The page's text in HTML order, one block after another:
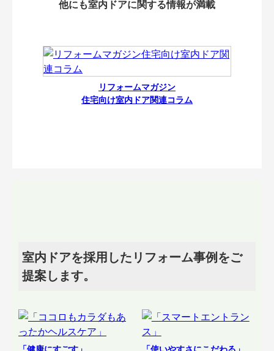
他にも室内ドアに関する情報が満載
リフォームマガジン
住宅向け室内ドア関連コラム
室内ドアを採用したリフォーム事例をご
提案します。